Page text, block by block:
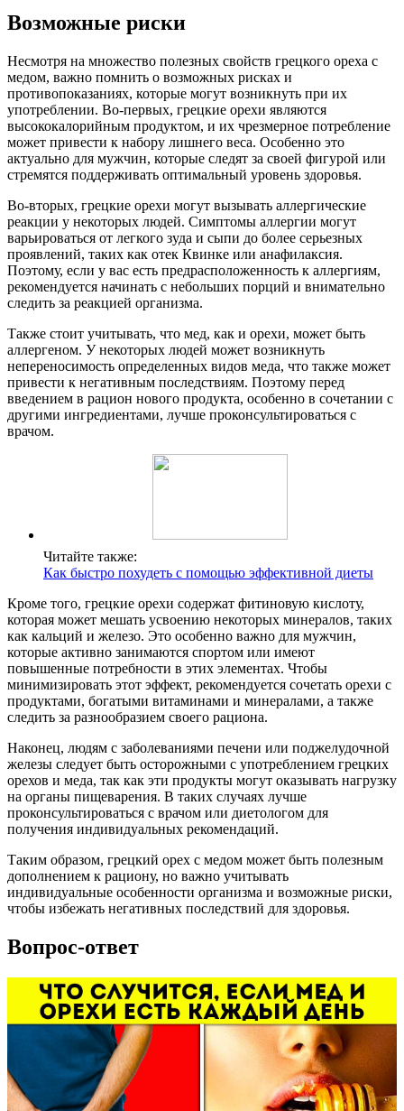
Возможные риски
Несмотря на множество полезных свойств грецкого ореха с
медом, важно помнить о возможных рисках и
противопоказаниях, которые могут возникнуть при их
употреблении. Во-первых, грецкие орехи являются
высококалорийным продуктом, и их чрезмерное потребление
может привести к набору лишнего веса. Особенно это
актуально для мужчин, которые следят за своей фигурой или
стремятся поддерживать оптимальный уровень здоровья.
Во-вторых, грецкие орехи могут вызывать аллергические
реакции у некоторых людей. Симптомы аллергии могут
варьироваться от легкого зуда и сыпи до более серьезных
проявлений, таких как отек Квинке или анафилаксия.
Поэтому, если у вас есть предрасположенность к аллергиям,
рекомендуется начинать с небольших порций и внимательно
следить за реакцией организма.
Также стоит учитывать, что мед, как и орехи, может быть
аллергеном. У некоторых людей может возникнуть
непереносимость определенных видов меда, что также может
привести к негативным последствиям. Поэтому перед
введением в рацион нового продукта, особенно в сочетании с
другими ингредиентами, лучше проконсультироваться с
врачом.
Читайте также:
Как быстро похудеть с помощью эффективной диеты
Кроме того, грецкие орехи содержат фитиновую кислоту,
которая может мешать усвоению некоторых минералов, таких
как кальций и железо. Это особенно важно для мужчин,
которые активно занимаются спортом или имеют
повышенные потребности в этих элементах. Чтобы
минимизировать этот эффект, рекомендуется сочетать орехи с
продуктами, богатыми витаминами и минералами, а также
следить за разнообразием своего рациона.
Наконец, людям с заболеваниями печени или поджелудочной
железы следует быть осторожными с употреблением грецких
орехов и меда, так как эти продукты могут оказывать нагрузку
на органы пищеварения. В таких случаях лучше
проконсультироваться с врачом или диетологом для
получения индивидуальных рекомендаций.
Таким образом, грецкий орех с медом может быть полезным
дополнением к рациону, но важно учитывать
индивидуальные особенности организма и возможные риски,
чтобы избежать негативных последствий для здоровья.
Вопрос-ответ